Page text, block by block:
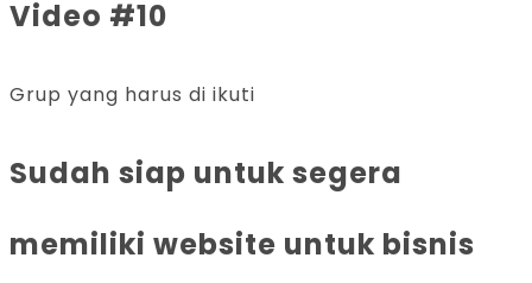
Video #10
Grup yang harus di ikuti
Sudah siap untuk segera
memiliki website untuk bisnis